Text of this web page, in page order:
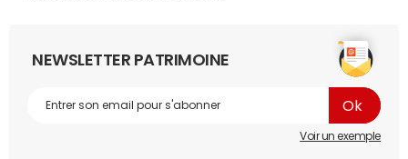
NEWSLETTER PATRIMOINE
Voir un exemple